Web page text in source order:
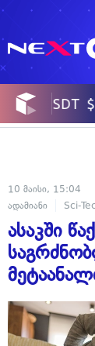
10 მაისი, 15:04
ადამიანი
Sci-
ასაკში